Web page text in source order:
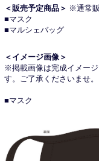
＜販売予定商品＞
※通常
■マスク
■マルシェバッグ
＜イメージ画像＞
※掲載画像は完成イメー
す。ご了承くださいませ。
■マスク